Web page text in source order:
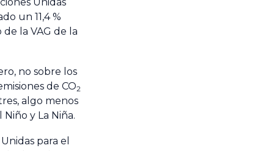
un 11,4 %
la VAG de la
no sobre los
de CO2
algo menos
y La Niña.
para el